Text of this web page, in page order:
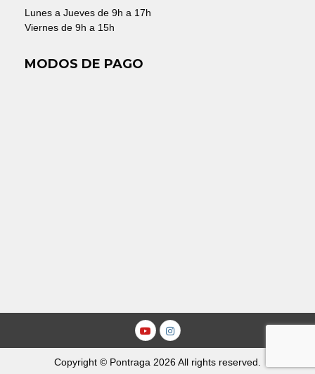
Lunes a Jueves de 9h a 17h
Viernes de 9h a 15h
MODOS DE PAGO
Youtube
Instagram
Copyright © Pontraga 2026 All rights reserved.